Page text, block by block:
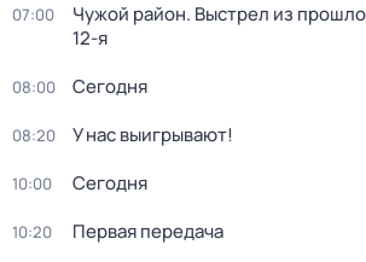
07:00 Чужой район. Выстрел из
12-я
08:00 Сегодня
08:20 У нас выигрывают!
10:00 Сегодня
10:20 Первая передача